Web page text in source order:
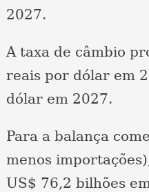
2027.
A taxa de câmbio
reais por dólar em
dólar em 2027.
Para a balança
menos
US$ 76,2 bilhões